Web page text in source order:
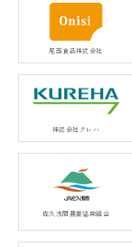
尾西食品株式会社
株式会社クレハ
佐久浅間農業協同組合